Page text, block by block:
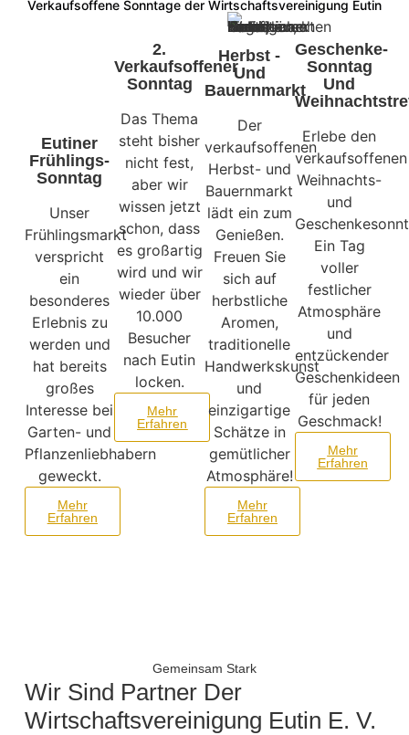
Verkaufsoffene Sonntage der Wirtschaftsvereinigung Eutin
Mehr
Erfahren
Eutiner
Frühlings-
Sonntag
Unser
Frühlingsmarkt
verspricht
ein
besonderes
Erlebnis zu
werden und
hat bereits
großes
Interesse bei
Garten- und
Pflanzenliebhabern
geweckt.
2.
Verkaufsoffener
Sonntag
Das Thema
steht bisher
nicht fest,
aber wir
wissen jetzt
schon, dass
es großartig
wird und wir
wieder über
10.000
Besucher
nach Eutin
locken.
Mehr
Erfahren
Herbst -
Und
Bauernmarkt
Der
verkaufsoffenen
Herbst- und
Bauernmarkt
lädt ein zum
Genießen.
Freuen Sie
sich auf
herbstliche
Aromen,
traditionelle
Handwerkskunst
und
einzigartige
Schätze in
gemütlicher
Atmosphäre!
Mehr
Erfahren
Geschenke-
Sonntag
Und
Erlebe den
verkaufsoffenen
Weihnachts-
und
Ein Tag
voller
festlicher
Atmosphäre
und
entzückender
Geschenkideen
für jeden
Geschmack!
Mehr
Erfahren
Gemeinsam Stark
Wir Sind Partner Der
Wirtschaftsvereinigung Eutin E. V.